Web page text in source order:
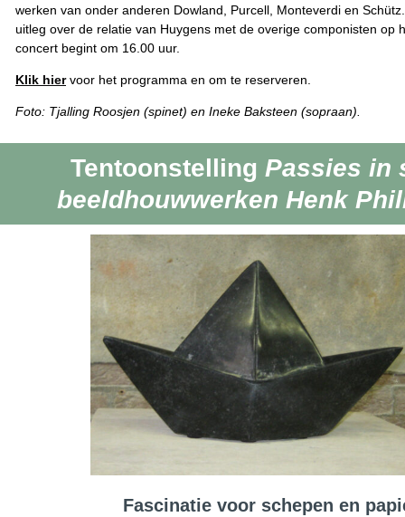
werken van onder anderen Dowland, Purcell, Monteverdi en
uitleg over de relatie van Huygens met de overige componisten op
concert begint om 16.00 uur.
Klik hiervoor het programma en om te reserveren.
Foto: Tjalling Roosjen (spinet) en Ineke Baksteen (sopraan).
Tentoonstelling Passies in
beeldhouwwerken Henk
Fascinatie voor schepen en